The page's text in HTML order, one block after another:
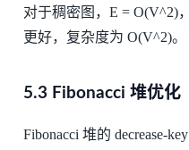
对于稠密图，E = O(V^2)
更好，复杂度为 O(V^2)。
5.3 Fibonacci 堆优化
Fibonacci 堆的 decrease-